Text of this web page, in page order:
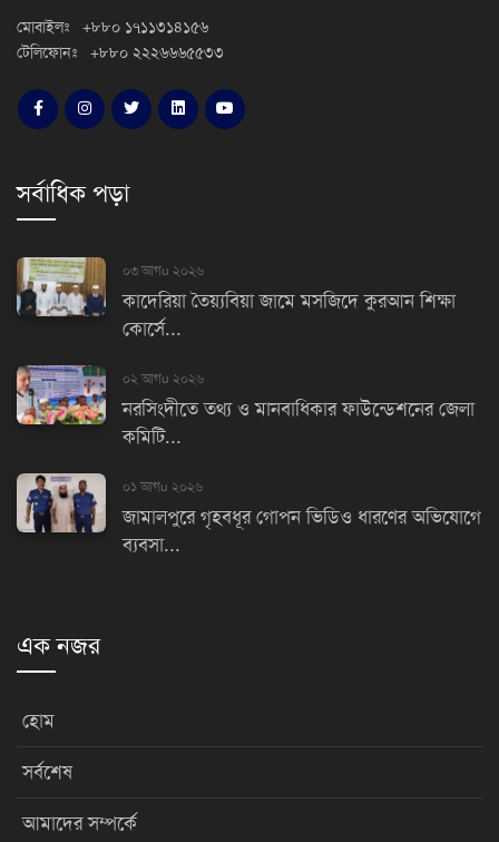
মোবাইলঃ +৮৮০ ১৭১১৩১৪১৫৬
টেলিফোনঃ +৮৮০ ২২২৬৬৬৫৫৩৩
সর্বাধিক পড়া
০৩ আগu ২০২৬
কাদেরিয়া তৈয়্যবিয়া জামে মসজিদে কুরআন শিক্ষা
কোর্সে...
০২ আগu ২০২৬
নরসিংদীতে তথ্য ও মানবাধিকার ফাউন্ডেশনের জেলা
কমিটি...
০১ আগu ২০২৬
জামালপুরে গৃহবধূর গোপন ভিডিও ধারণের অভিযোগে
ব্যবসা...
এক নজর
হোম
সর্বশেষ
আমাদের সম্পর্কে